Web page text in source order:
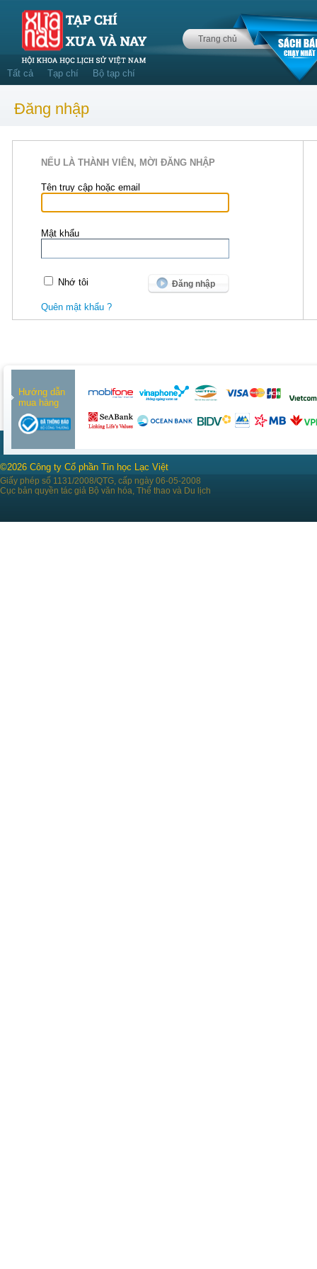
Trang chủ
Tất cả Tạp chí Bộ tạp chí
Đăng nhập
NẾU LÀ THÀNH VIÊN, MỜI ĐĂNG NHẬP
Tên truy cập hoặc email
Mật khẩu
Nhớ tôi
Quên mật khẩu ?
Hướng dẫn
mua hàng
©2026 Công ty Cổ phần Tin học Lạc Việt
Giấy phép số 1131/2008/QTG, cấp ngày 06-05-2008
Cục bản quyền tác giả Bộ văn hóa, Thể thao và Du lịch